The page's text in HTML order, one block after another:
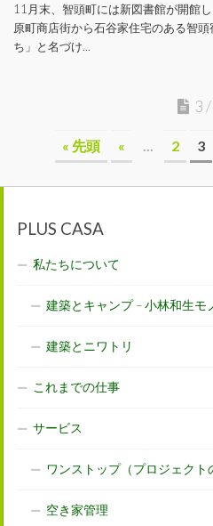
11月末、智頭町には新図書館が開館
原町商店街から石谷家住宅のある智
ち」と名づけ...
3
« 先頭 « 2 3
PLUS CASA
私たちについて
建築とキャンプ – 小林和生モ
建築とニワトリ
これまでの仕事
サービス
ワンストップ（プロジェクト
空き家管理